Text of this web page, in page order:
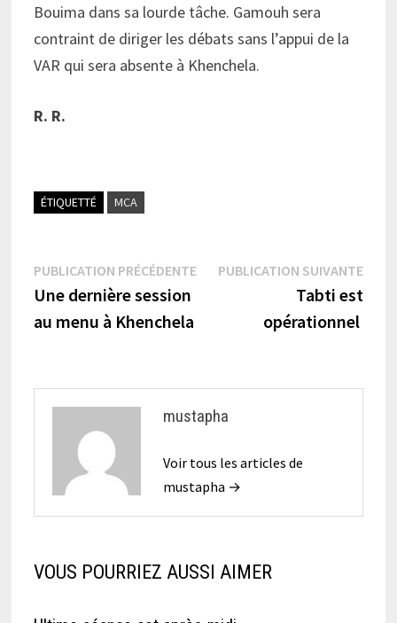
Bouima dans sa lourde tâche. Gamouh sera
contraint de diriger les débats sans l’appui de la
VAR qui sera absente à Khenchela.
R. R.
ÉTIQUETTÉ MCA
Navigation
de
PUBLICATION PRÉCÉDENTEPublication
Une dernière session
au menu à Khenchela
PUBLICATION SUIVANTE
Tabti est
opérationnel
mustapha
Voir tous les articles de
mustapha →
VOUS POURRIEZ AUSSI AIMER